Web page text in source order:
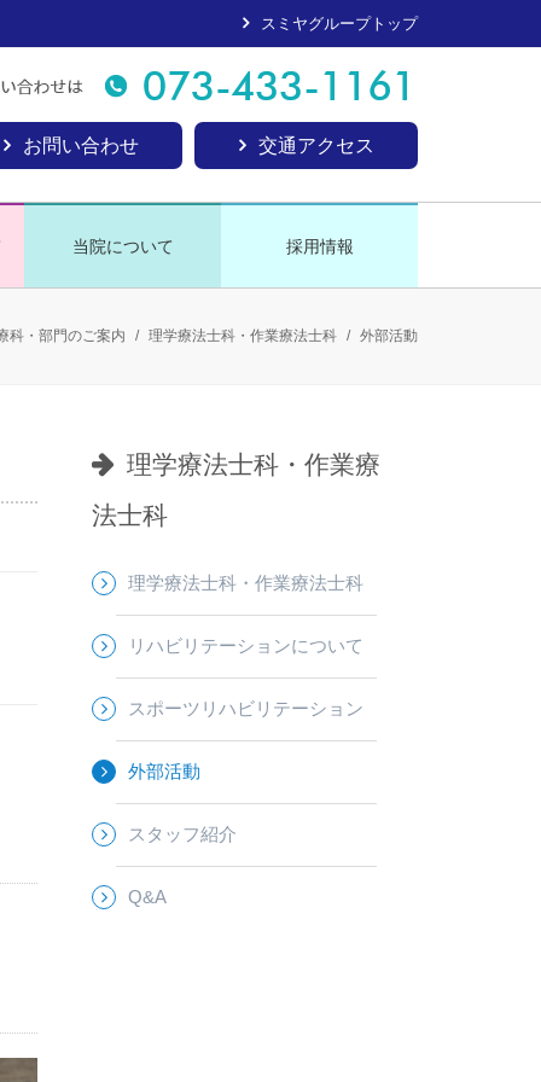
スミヤグループトップ
お問い合わせ 交通アクセス
当院について 採用情報
科・部門のご案内 / 理学療法士科・作業療法士科 / 外部活動
理学療法士科・作業療
法士科
理学療法士科・作業療法士科
リハビリテーションについて
スポーツリハビリテーション
外部活動
スタッフ紹介
Q&A